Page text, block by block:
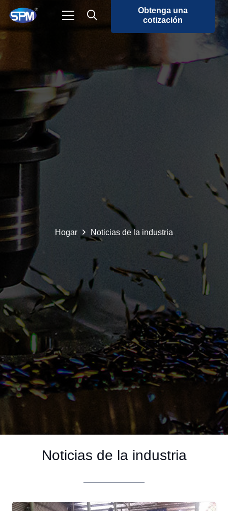
Obtenga una
cotización
Hogar Noticias de la industria
Noticias de la industria